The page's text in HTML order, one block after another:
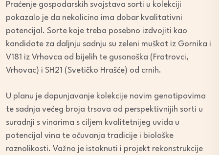
Praćenje gospodarskih svojstava sorti u kolekciji
pokazalo je da nekolicina ima dobar kvalitativni
potencijal. Sorte koje treba posebno izdvojiti kao
kandidate za daljnju sadnju su zeleni muškat iz Gornika i
V181 iz Vrhovca od bijelih te gusonoška (Fratrovci,
Vrhovac) i SH21 (Svetičko Hrašće) od crnih.
U planu je dopunjavanje kolekcije novim genotipovima
te sadnja većeg broja trsova od perspektivnijih sorti u
suradnji s vinarima s ciljem kvalitetnijeg uvida u
potencijal vina te očuvanja tradicije i biološke
raznolikosti. Važno je istaknuti i projekt rekonstrukcije